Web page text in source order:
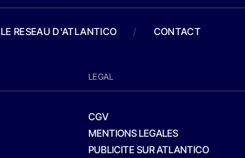
LE RESEAU D'ATLANTICO / CONTACT
LEGAL
CGV
MENTIONS LEGALES
PUBLICITE SUR ATLANTICO